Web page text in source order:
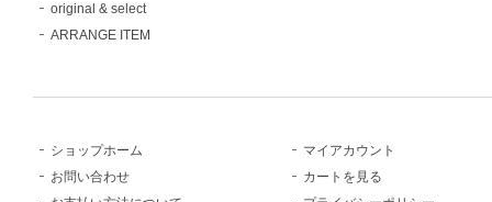
original & select
ARRANGE ITEM
ショップホーム
お問い合わせ
マイアカウント
カートを見る